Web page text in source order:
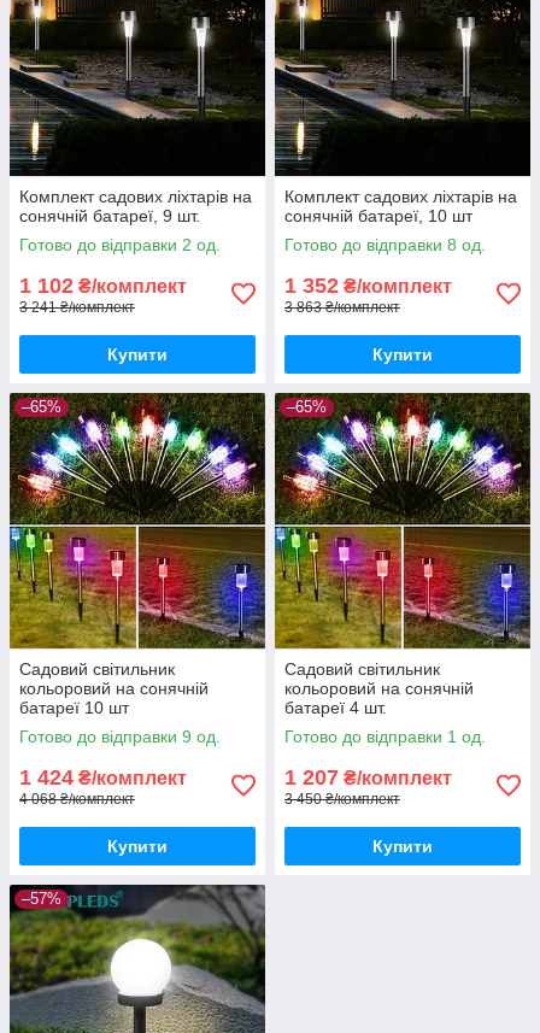
Комплект садових ліхтарів на
сонячній батареї, 9 шт.
Готово до відправки 2 од.
1 102 ₴/комплект
3 241 ₴/комплект
Купити
Комплект садових ліхтарів на
сонячній батареї, 10 шт
Готово до відправки 8 од.
1 352 ₴/комплект
3 863 ₴/комплект
Купити
–65%
Садовий світильник
кольоровий на сонячній
батареї 10 шт
Готово до відправки 9 од.
1 424 ₴/комплект
4 068 ₴/комплект
Купити
–65%
Садовий світильник
кольоровий на сонячній
батареї 4 шт.
Готово до відправки 1 од.
1 207 ₴/комплект
3 450 ₴/комплект
Купити
–57%